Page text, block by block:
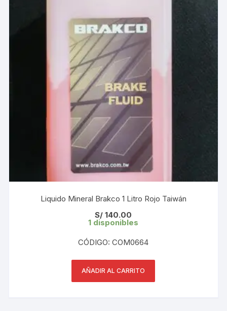
Liquido Mineral Brakco 1 Litro Rojo Taiwán
S/ 140.00
1 disponibles
CÓDIGO: COM0664
AÑADIR AL CARRITO